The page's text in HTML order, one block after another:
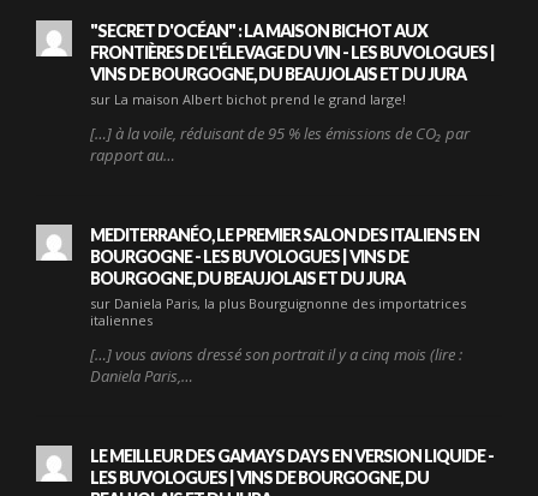
"SECRET D'OCÉAN" : LA MAISON BICHOT AUX
FRONTIÈRES DE L'ÉLEVAGE DU VIN - LES BUVOLOGUES |
VINS DE BOURGOGNE, DU BEAUJOLAIS ET DU JURA
sur La maison Albert bichot prend le grand large!
[…] à la voile, réduisant de 95 % les émissions de CO₂ par
rapport au…
MEDITERRANÉO, LE PREMIER SALON DES ITALIENS EN
BOURGOGNE - LES BUVOLOGUES | VINS DE
BOURGOGNE, DU BEAUJOLAIS ET DU JURA
sur Daniela Paris, la plus Bourguignonne des importatrices
italiennes
[…] vous avions dressé son portrait il y a cinq mois (lire :
Daniela Paris,…
LE MEILLEUR DES GAMAYS DAYS EN VERSION LIQUIDE -
LES BUVOLOGUES | VINS DE BOURGOGNE, DU